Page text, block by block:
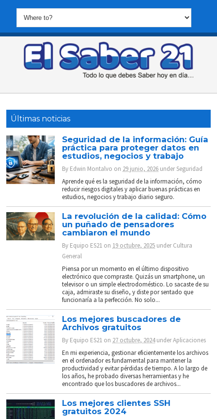
Últimas noticias
Seguridad de la información: Guía
práctica para proteger datos en
estudios, negocios y trabajo
By Edwin Montalvo on 29 junio, 2026 underSeguridad
Aprende qué es la seguridad de la información, cómo
reducir riesgos digitales y aplicar buenas prácticas en
estudios, negocios y trabajo diario seguro.
La revolución de la calidad: Cómo
un puñado de pensadores
cambiaron el mundo
By Equipo ES21 on 19 octubre, 2025 underCultura
General
Piensa por un momento en el último dispositivo
electrónico que compraste. Quizás un smartphone, un
televisor o un simple electrodoméstico. Lo sacaste de su
caja, admiraste su diseño, y diste por sentado que
funcionaría a la perfección. No solo...
Los mejores buscadores de
Archivos gratuitos
By Equipo ES21 on 27 octubre, 2024 underAplicaciones
En mi experiencia, gestionar eficientemente los archivos
en el ordenador es fundamental para mantener la
productividad y evitar pérdidas de tiempo. A lo largo de
los años, he probado diversas herramientas y he
encontrado que los buscadores de archivos...
Los mejores clientes SSH
gratuitos 2024